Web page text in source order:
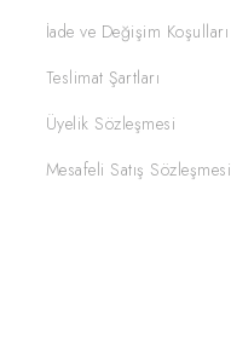
İade ve Değişim Koşulları
Teslimat Şartları
Üyelik Sözleşmesi
Mesafeli Satış Sözleşmesi